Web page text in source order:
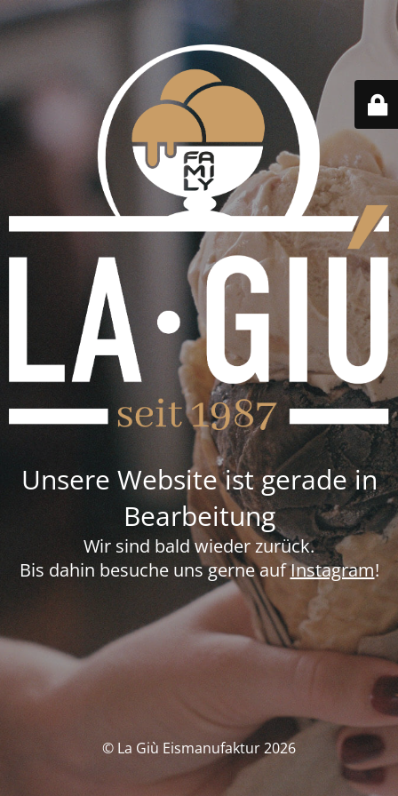
Unsere Website ist gerade in
Bearbeitung
Wir sind bald wieder zurück.
Bis dahin besuche uns gerne aufInstagram!
© La Giù Eismanufaktur 2026